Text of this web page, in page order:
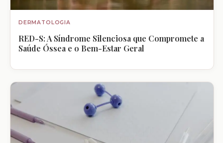
DERMATOLOGIA
RED-S: A Síndrome Silenciosa que Compromete a
Saúde Óssea e o Bem-Estar Geral